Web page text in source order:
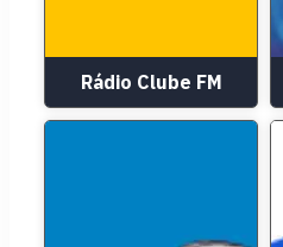
Rádio Clube FM